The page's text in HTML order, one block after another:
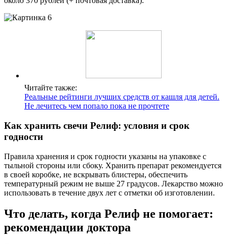
Читайте также:
Реальные рейтинги лучших средств от кашля для детей.
Не лечитесь чем попало пока не прочтете
Как хранить свечи Релиф: условия и срок
годности
Правила хранения и срок годности указаны на упаковке с
тыльной стороны или сбоку. Хранить препарат рекомендуется
в своей коробке, не вскрывать блистеры, обеспечить
температурный режим не выше 27 градусов. Лекарство можно
использовать в течение двух лет с отметки об изготовлении.
Что делать, когда Релиф не помогает:
рекомендации доктора